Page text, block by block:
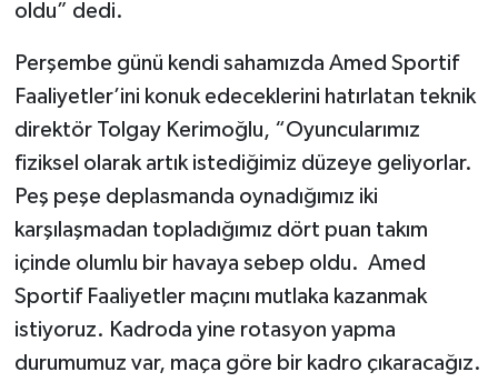
oldu” dedi.
Perşembe günü kendi sahamızda Amed Sportif
Faaliyetler’ini konuk edeceklerini hatırlatan teknik
direktör Tolgay Kerimoğlu, “Oyuncularımız
fiziksel olarak artık istediğimiz düzeye geliyorlar.
Peş peşe deplasmanda oynadığımız iki
karşılaşmadan topladığımız dört puan takım
içinde olumlu bir havaya sebep oldu. Amed
Sportif Faaliyetler maçını mutlaka kazanmak
istiyoruz. Kadroda yine rotasyon yapma
durumumuz var, maça göre bir kadro çıkaracağız.